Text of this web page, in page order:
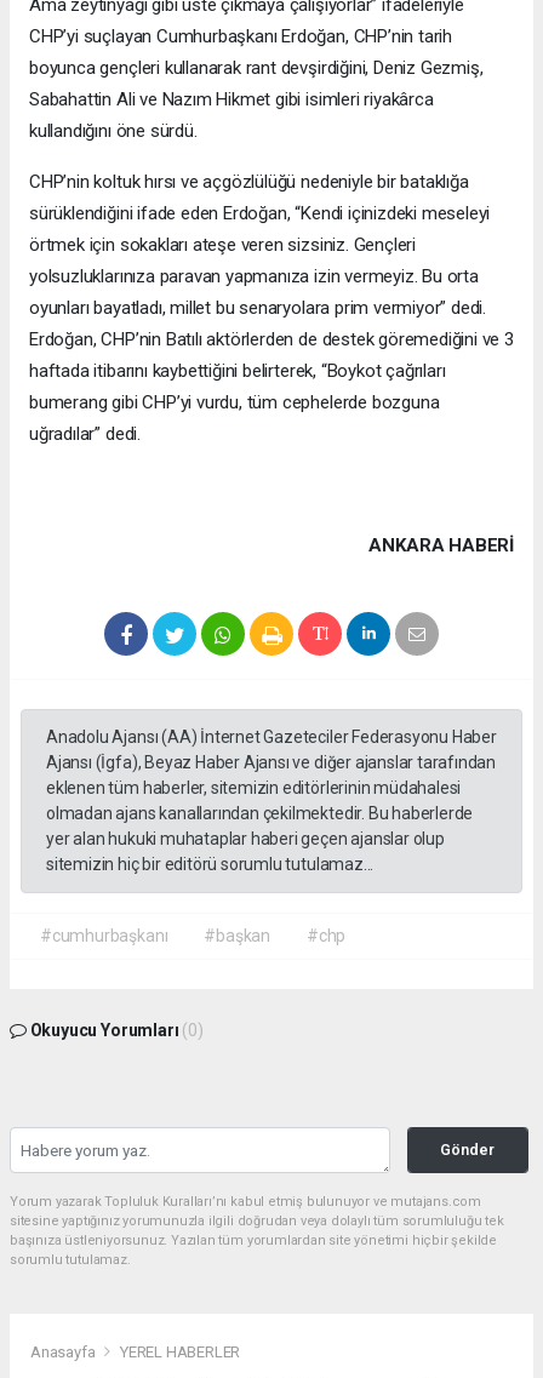
Ama zeytinyağı gibi üste çıkmaya çalışıyorlar” ifadeleriyle
CHP’yi suçlayan Cumhurbaşkanı Erdoğan, CHP’nin tarih
boyunca gençleri kullanarak rant devşirdiğini, Deniz Gezmiş,
Sabahattin Ali ve Nazım Hikmet gibi isimleri riyakârca
kullandığını öne sürdü.
CHP’nin koltuk hırsı ve açgözlülüğü nedeniyle bir bataklığa
sürüklendiğini ifade eden Erdoğan, “Kendi içinizdeki meseleyi
örtmek için sokakları ateşe veren sizsiniz. Gençleri
yolsuzluklarınıza paravan yapmanıza izin vermeyiz. Bu orta
oyunları bayatladı, millet bu senaryolara prim vermiyor” dedi.
Erdoğan, CHP’nin Batılı aktörlerden de destek göremediğini ve 3
haftada itibarını kaybettiğini belirterek, “Boykot çağrıları
bumerang gibi CHP’yi vurdu, tüm cephelerde bozguna
uğradılar” dedi.
ANKARA HABERİ
Anadolu Ajansı (AA) İnternet Gazeteciler Federasyonu Haber
Ajansı (İgfa), Beyaz Haber Ajansı ve diğer ajanslar tarafından
eklenen tüm haberler, sitemizin editörlerinin müdahalesi
olmadan ajans kanallarından çekilmektedir. Bu haberlerde
yer alan hukuki muhataplar haberi geçen ajanslar olup
sitemizin hiç bir editörü sorumlu tutulamaz...
#cumhurbaşkanı #başkan #chp
Okuyucu Yorumları (0)
Gönder
Yorum yazarak Topluluk Kuralları’nı kabul etmiş bulunuyor ve mutajans.com
sitesine yaptığınız yorumunuzla ilgili doğrudan veya dolaylı tüm sorumluluğu tek
başınıza üstleniyorsunuz. Yazılan tüm yorumlardan site yönetimi hiçbir şekilde
sorumlu tutulamaz.
Anasayfa YEREL HABERLER